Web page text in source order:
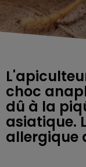
choc
dû à la
asiatique.
allergique